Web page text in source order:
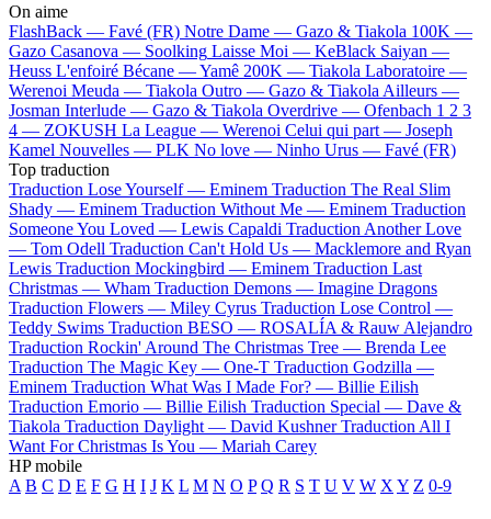
On aime
FlashBack — Favé (FR) Notre Dame — Gazo & Tiakola 100K —
Gazo Casanova — Soolking Laisse Moi — KeBlack Saiyan —
Heuss L'enfoiré Bécane —Yamê 200K — Tiakola Laboratoire —
Werenoi Meuda — Tiakola Outro — Gazo & Tiakola Ailleurs —
Josman Interlude — Gazo & Tiakola Overdrive — Ofenbach 1 2 3
4 — ZOKUSH La League — Werenoi Celui qui part — Joseph
Kamel Nouvelles — PLK No love — Ninho Urus — Favé (FR)
Top traduction
Traduction Lose Yourself — Eminem Traduction The Real Slim
Shady — Eminem Traduction Without Me — Eminem Traduction
Someone You Loved — Lewis Capaldi Traduction Another Love
— Tom Odell Traduction Can't Hold Us — Macklemore and Ryan
Lewis Traduction Mockingbird — Eminem Traduction Last
Christmas — Wham Traduction Demons — Imagine Dragons
Traduction Flowers — Miley Cyrus Traduction Lose Control —
Teddy Swims Traduction BESO — ROSALÍA & Rauw Alejandro
Traduction Rockin' Around The Christmas Tree — Brenda Lee
Traduction The Magic Key — One-T Traduction Godzilla —
Eminem Traduction What Was I Made For? — Billie Eilish
Traduction Emorio — Billie Eilish Traduction Special — Dave &
Tiakola Traduction Daylight — David Kushner Traduction All I
Want For Christmas Is You — Mariah Carey
HP mobile
A B C D E F G H I J K L M N O P Q R S T U V W X Y Z 0-9